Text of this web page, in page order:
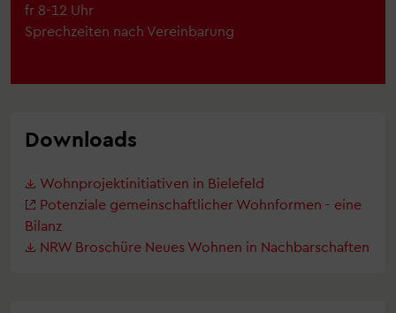
fr 8-12 Uhr
Sprechzeiten nach Vereinbarung
Downloads
Wohnprojektinitiativen in Bielefeld
Potenziale gemeinschaftlicher Wohnformen - eine
Bilanz
NRW Broschüre Neues Wohnen in Nachbarschaften